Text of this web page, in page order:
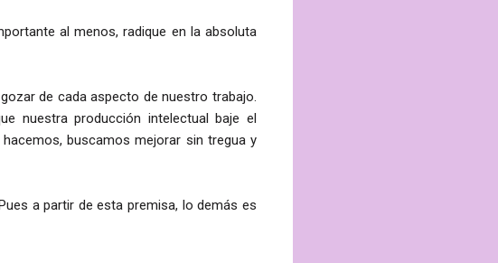
al menos, radique en la absoluta
de cada aspecto de nuestro trabajo.
nuestra producción intelectual baje el
buscamos mejorar sin tregua y
a partir de esta premisa, lo demás es